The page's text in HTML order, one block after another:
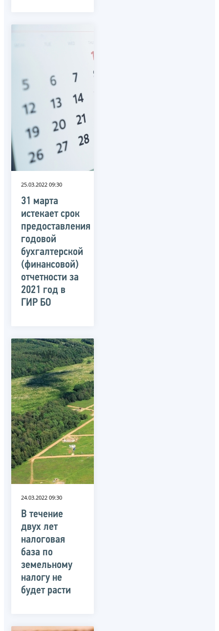
25.03.2022 09:30
31 марта
истекает срок
предоставления
годовой
бухгалтерской
(финансовой)
отчетности за
2021 год в
ГИР БО
24.03.2022 09:30
В течение
двух лет
налоговая
база по
земельному
налогу не
будет расти